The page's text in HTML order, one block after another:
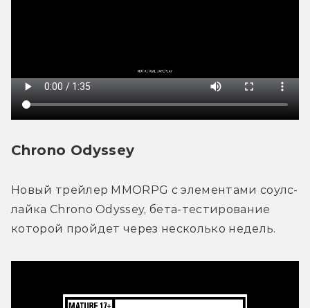
Chrono Odyssey
Новый трейлер MMORPG с элементами соулс-
лайка Chrono Odyssey, бета-тестирование
которой пройдет через несколько недель.